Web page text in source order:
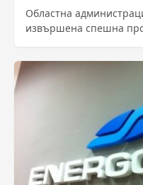
Областна
извършена спешна